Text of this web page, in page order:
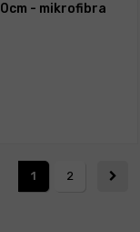
- mikrofibra
1 2